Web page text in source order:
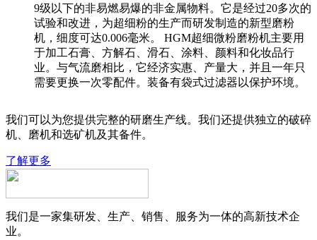
9级以下的非易燃易爆的非金属物料。它是经过20多次的
试验和改进，为超细粉的生产而研发制造的新型磨粉
机，细度可达0.006毫米。 HGM超细微粉磨粉机主要用
于加工石膏、方解石、滑石、涂料、颜料和化妆品行
业。与气流磨相比，它经济实惠、产量大，并且一年只
需要更换一次零配件。装备有袋式过滤器以保护环境。
我们可以为您提供完整的研磨生产线。我们还提供独立的破碎
机、磨机和选矿机及其备件。
了解更多
我们是一家集研发、生产、销售、服务为一体的高新技术企
业。